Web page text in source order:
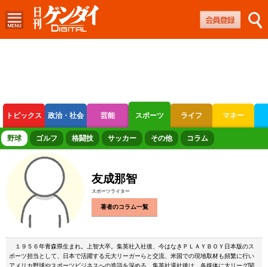
トピックス 政治・社会 芸能 スポーツ ライフ マネー
ボートレース 競輪 オートレース
野球 ゴルフ 格闘技 サッカー その他 コラム
友成那智
スポーツライター
著者のコラム一覧
１９５６年青森県生まれ。上智大卒。集英社入社後、今はなきＰＬＡＹＢＯＹ日本版のス
ポーツ担当として、日本で活躍する元大リーガーらと交流、米国での現地取材も頻繁に行い
アメリカ野球やスポーツビジネスへの造詣を深める。集英社退社後は、各媒体に大リーグ関